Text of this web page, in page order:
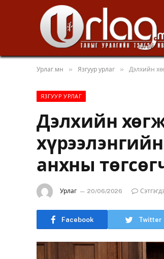
Урлаг.мн » Язгуур урлаг » Дэлхийн
ЯЗГУУР УРЛАГ
Дэлхийн
анхны
Урлаг 20/06/2026
Facebook Twitter